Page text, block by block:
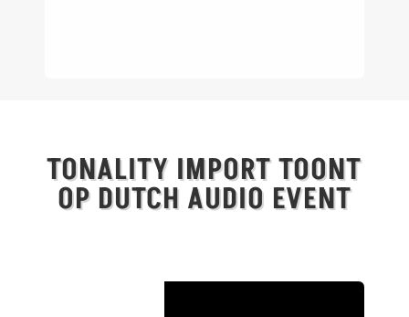
TONALITY IMPORT TOONT
OP DUTCH AUDIO EVENT